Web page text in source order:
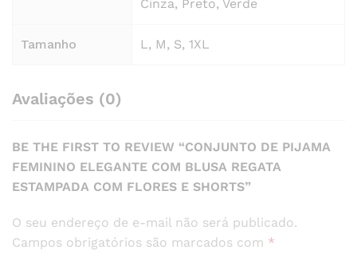
Cinza, Preto, Verde
Tamanho L, M, S, 1XL
Avaliações (0)
BE THE FIRST TO REVIEW “CONJUNTO DE PIJAMA
FEMININO ELEGANTE COM BLUSA REGATA
ESTAMPADA COM FLORES E SHORTS”
O seu endereço de e-mail não será publicado.
Campos obrigatórios são marcados com *